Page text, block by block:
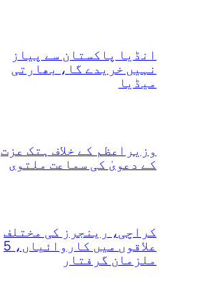
انڈیا پاکستان سے پیاز
نہیں خریدے گا، بھارتی
میڈیا
وزیراعظم کے خلاف ہتک عزت
کے دعویٰ کی سماعت ملتوی
کراچی، رینجرز کی مختلف
علاقوں میں کاروائیاں، 5
ملزمان گرفتار